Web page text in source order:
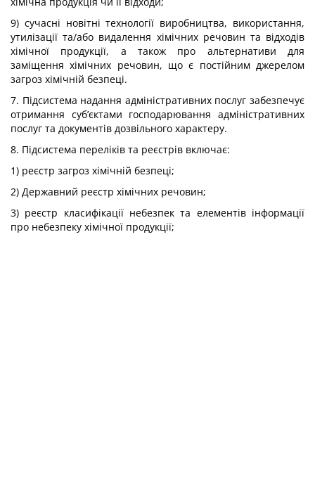
9) сучасні новітні технології виробництва, використання,
утилізації та/або видалення хімічних речовин та відходів
хімічної продукції, а також про альтернативи для
заміщення хімічних речовин, що є постійним джерелом
загроз хімічній безпеці.
7. Підсистема надання адміністративних послуг забезпечує
отримання суб’єктами господарювання адміністративних
послуг та документів дозвільного характеру.
8. Підсистема переліків та реєстрів включає:
1) реєстр загроз хімічній безпеці;
2) Державний реєстр хімічних речовин;
3) реєстр класифікації небезпек та елементів інформації
про небезпеку хімічної продукції;